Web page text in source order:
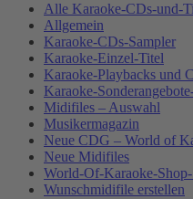
Alle Karaoke-CDs-und-
Allgemein
Karaoke-CDs-Sampler
Karaoke-Einzel-Titel
Karaoke-Playbacks und
Karaoke-
Midifiles – Auswahl
Musikermagazin
Neue CDG – World of
Neue Midifiles
World-Of-Karaoke-
Wunschmidifile erstellen